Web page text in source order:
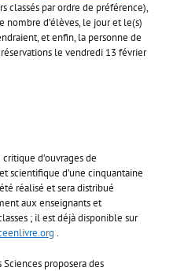
classés par ordre de préférence),
nombre d’élèves, le jour et le(s)
et enfin, la personne de
le vendredi 13 février
d’ouvrages de
scientifique d’une cinquantaine
réalisé et sera distribué
aux enseignants et
; il est déjà disponible sur
.
proposera des